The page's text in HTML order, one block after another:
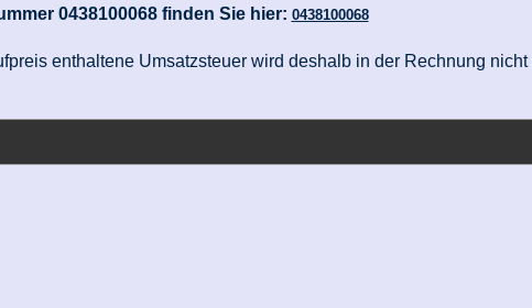
0438100068 finden Sie hier: 0438100068
enthaltene Umsatzsteuer wird deshalb in der Rechnung nicht